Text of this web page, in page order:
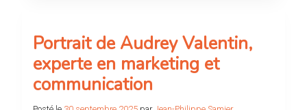
Portrait de Audrey Valentin,
experte en marketing et
communication